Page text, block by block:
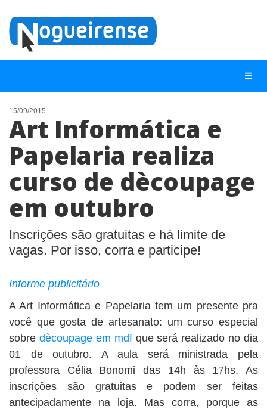
NOTÍCIAS
LISTA DIGITAL
CONTATO
ANUNCIE
15/09/2015
Art Informática e
Papelaria realiza
curso de dècoupage
em outubro
Inscrições são gratuitas e há limite de
vagas. Por isso, corra e participe!
Informe publicitário
A Art Informática e Papelaria tem um presente pra
você que gosta de artesanato: um curso especial
sobre dècoupage em mdfque será realizado no dia
01 de outubro. A aula será ministrada pela
professora Célia Bonomi das 14h às 17hs. As
inscrições são gratuitas e podem ser feitas
antecipadamente na loja. Mas corra, porque as